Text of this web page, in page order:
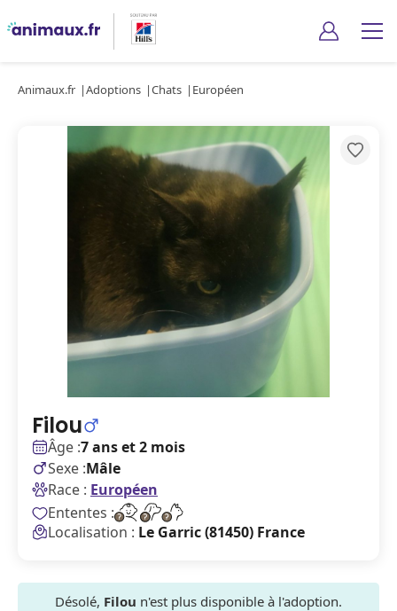
Animaux.fr Adoptions Chats Européen
Filou
Âge :7 ans et 2 mois
Sexe :Mâle
Race : Européen
Ententes :
Localisation : Le Garric (81450) France
Désolé, Filou n'est plus disponible à l'adoption.